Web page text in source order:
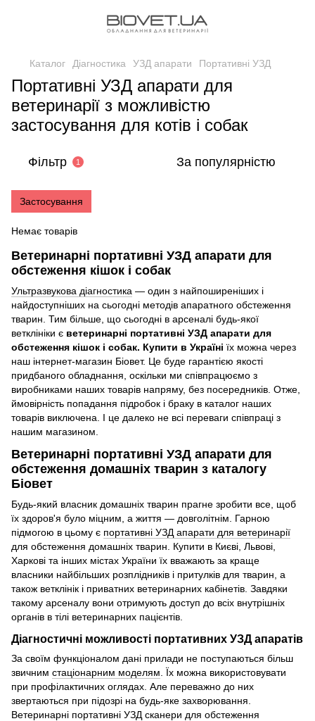
Каталог Діагностика УЗД апарати Портативні УЗД
Портативні УЗД апарати для
ветеринарії з можливістю
застосування для котів і собак
Фільтр 1 За популярністю
Застосування
Немає товарів
Ветеринарні портативні УЗД апарати для
обстеження кішок і собак
Ультразвукова діагностика — один з найпоширеніших і
найдоступніших на сьогодні методів апаратного обстеження
тварин. Тим більше, що сьогодні в арсеналі будь-якої
ветклініки є ветеринарні портативні УЗД апарати для
обстеження кішок і собак. Купити в Україні їх можна через
наш інтернет-магазин Біовет. Це буде гарантією якості
придбаного обладнання, оскільки ми співпрацюємо з
виробниками наших товарів напряму, без посередників. Отже,
ймовірність попадання підробок і браку в каталог наших
товарів виключена. І це далеко не всі переваги співпраці з
нашим магазином.
Ветеринарні портативні УЗД апарати для
обстеження домашніх тварин з каталогу
Біовет
Будь-який власник домашніх тварин прагне зробити все, щоб
їх здоров'я було міцним, а життя — довголітнім. Гарною
підмогою в цьому є портативні УЗД апарати для ветеринарії
для обстеження домашніх тварин. Купити в Києві, Львові,
Харкові та інших містах України їх вважають за краще
власники найбільших розплідників і притулків для тварин, а
також ветклінік і приватних ветеринарних кабінетів. Завдяки
такому арсеналу вони отримують доступ до всіх внутрішніх
органів в тілі ветеринарних пацієнтів.
Діагностичні можливості портативних УЗД апаратів
За своїм функціоналом дані прилади не поступаються більш
звичним стаціонарним моделям . Їх можна використовувати
при профілактичних оглядах. Але переважно до них
звертаються при підозрі на будь-яке захворювання.
Ветеринарні портативні УЗД сканери для обстеження